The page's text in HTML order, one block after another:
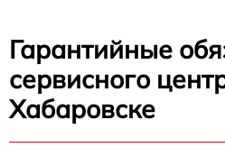
Гарантийные
сервисного
Хабаровске